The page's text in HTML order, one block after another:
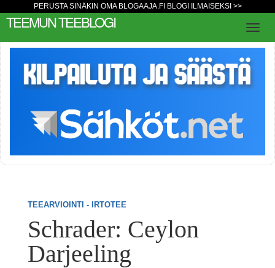
PERUSTA SINÄKIN OMA BLOGAAJA.FI BLOGI ILMAISEKSI >>
TEEMUN TEEBLOGI
TEEARVIOINTI - IRTOTEE
Schrader: Ceylon
Darjeeling